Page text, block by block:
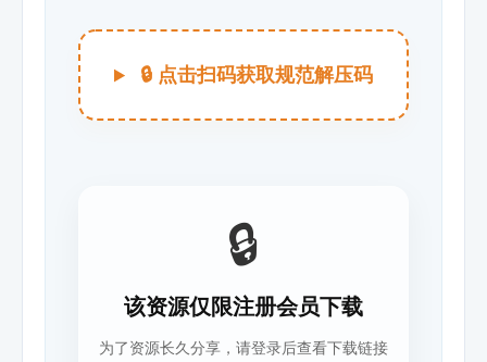
🔒 点击扫码获取规范解压码
🔒
该资源仅限注册会员下载
为了资源长久分享，请登录后查看下载链接